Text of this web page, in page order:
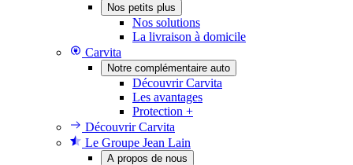
Nos petits plus
Nos solutions
La livraison à domicile
Carvita
Notre complémentaire auto
Découvrir Carvita
Les avantages
Protection +
Découvrir Carvita
Le Groupe Jean Lain
A propos de nous